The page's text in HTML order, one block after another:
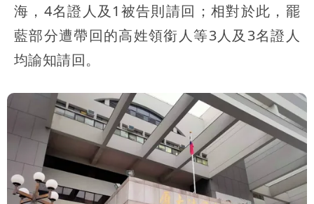
海，4名證人及1被告則請回；相對於此，罷
藍部分遭帶回的高姓領銜人等3人及3名證人
均諭知請回。